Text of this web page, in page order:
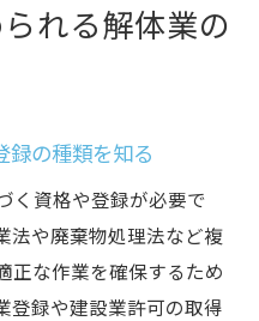
れる解体業の
録の種類を知る
く資格や登録が必要で
法や廃棄物処理法など複
正な作業を確保するため
登録や建設業許可の取得